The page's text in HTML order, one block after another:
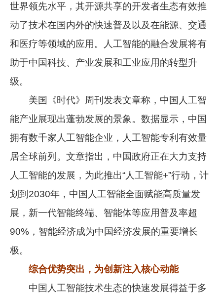
世界领先水平，其开源共享的开发者生态有效推
动了技术在国内外的快速普及以及在能源、交通
和医疗等领域的应用。人工智能的融合发展将有
助于中国科技、产业发展和工业应用的转型升
级。
美国《时代》周刊发表文章称，中国人工智
能产业展现出蓬勃发展的景象。数据显示，中国
拥有数千家人工智能企业，人工智能专利有效量
居全球前列。文章指出，中国政府正在大力支持
人工智能的发展，为此推出“人工智能+”行动，计
划到2030年，中国人工智能全面赋能高质量发
展，新一代智能终端、智能体等应用普及率超
90%，智能经济成为中国经济发展的重要增长
极。
综合优势突出，为创新注入核心动能
中国人工智能技术生态的快速发展得益于多